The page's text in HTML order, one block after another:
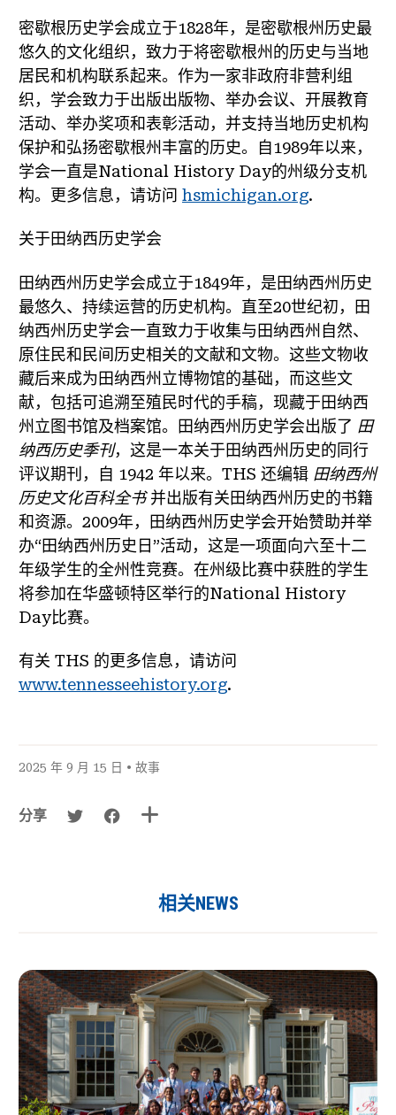
密歇根历史学会成立于1828年，是密歇根州历史最
悠久的文化组织，致力于将密歇根州的历史与当地
居民和机构联系起来。作为一家非政府非营利组
织，学会致力于出版出版物、举办会议、开展教育
活动、举办奖项和表彰活动，并支持当地历史机构
保护和弘扬密歇根州丰富的历史。自1989年以来，
学会一直是National History Day的州级分支机
构。更多信息，请访问 hsmichigan.org.
关于田纳西历史学会
田纳西州历史学会成立于1849年，是田纳西州历史
最悠久、持续运营的历史机构。直至20世纪初，田
纳西州历史学会一直致力于收集与田纳西州自然、
原住民和民间历史相关的文献和文物。这些文物收
藏后来成为田纳西州立博物馆的基础，而这些文
献，包括可追溯至殖民时代的手稿，现藏于田纳西
州立图书馆及档案馆。田纳西州历史学会出版了 田
纳西历史季刊，这是一本关于田纳西州历史的同行
评议期刊，自 1942 年以来。THS 还编辑 田纳西州
历史文化百科全书并出版有关田纳西州历史的书籍
和资源。2009年，田纳西州历史学会开始赞助并举
办“田纳西州历史日”活动，这是一项面向六至十二
年级学生的全州性竞赛。在州级比赛中获胜的学生
将参加在华盛顿特区举行的National History
Day比赛。
有关 THS 的更多信息，请访问
www.tennesseehistory.org.
2025 年 9 月 15 日 • 故事
分享
相关NEWS